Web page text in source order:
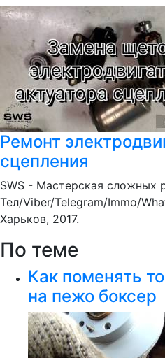
Ремонт
сцепления
SWS - Мастерская сложных
Тел/Viber/Telegram/Immo/
Харьков, 2017.
По теме
Как поменять
на пежо боксер